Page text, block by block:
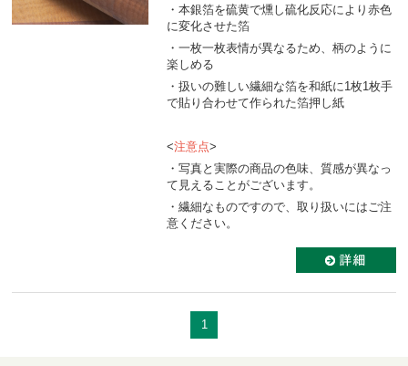
・本銀箔を硫黄で燻し硫化反応により赤色
に変化させた箔
・一枚一枚表情が異なるため、柄のように
楽しめる
・扱いの難しい繊細な箔を和紙に1枚1枚手
で貼り合わせて作られた箔押し紙
<注意点>
・写真と実際の商品の色味、質感が異なっ
て見えることがございます。
・繊細なものですので、取り扱いにはご注
意ください。
1